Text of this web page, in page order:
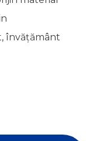
învăţământ